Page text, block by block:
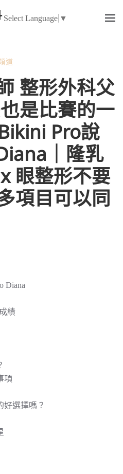
Select Language ▼
道
整形外科父
是比賽的一
Pro說
｜隆乳
眼整形不要
項目可以同
Diana
績
項
好選擇嗎？